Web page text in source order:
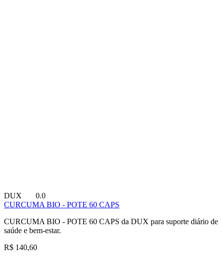
DUX
0.0
CURCUMA BIO - POTE 60 CAPS
CURCUMA BIO - POTE 60 CAPS da DUX para suporte diário de
saúde e bem-estar.
R$ 140,60